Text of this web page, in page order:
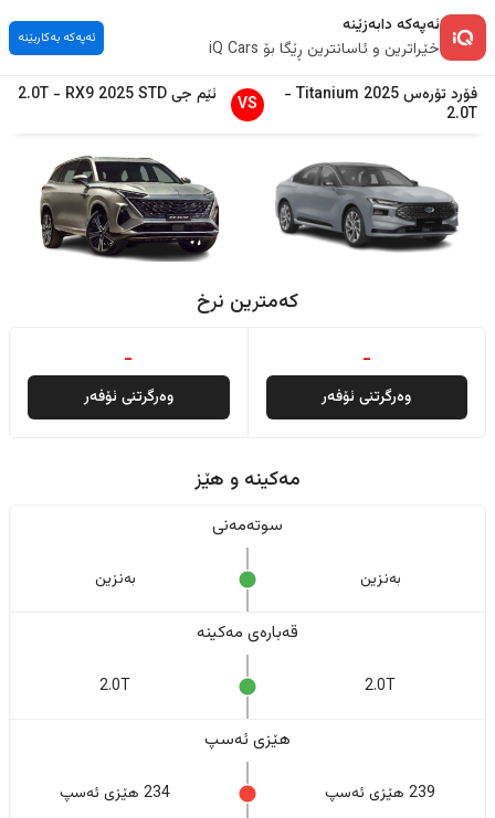
ئەپەکە دابەزێنە
خێراترین و ئاسانترین ڕێگا بۆ iQ Cars
ئەپەکە بەکاربێنە
فۆردتۆرەس2025
Titanium
-
2.0T
VS ئێم جی RX9 2025STD
-
2.0T
کەمترین نرخ
-
وەرگرتنی ئۆفەر
-
وەرگرتنی ئۆفەر
مەکینە و هێز
سوتەمەنی
بەنزین بەنزین
قەبارەی مەکینە
2.0T
2.0T
هێزی ئەسپ
239 هێزی ئەسپ 234 هێزی ئەسپ